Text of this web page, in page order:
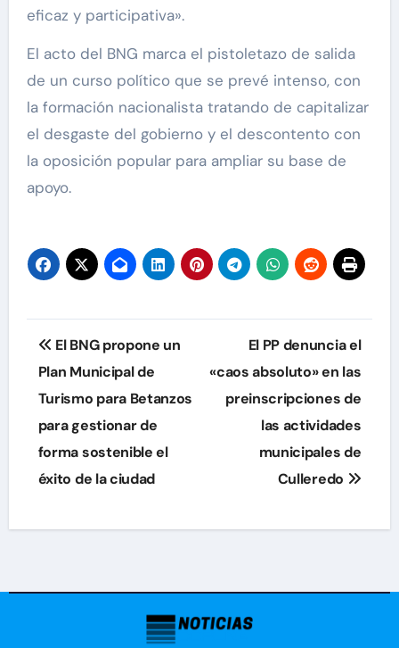
eficaz y participativa».
El acto del BNG marca el pistoletazo de salida
de un curso político que se prevé intenso, con
la formación nacionalista tratando de capitalizar
el desgaste del gobierno y el descontento con
la oposición popular para ampliar su base de
apoyo.
Navegación
de
entradas
El BNG propone un
Plan Municipal de
Turismo para Betanzos
para gestionar de
forma sostenible el
éxito de la ciudad
El PP denuncia el
«caos absoluto» en las
preinscripciones de
las actividades
municipales de
Culleredo